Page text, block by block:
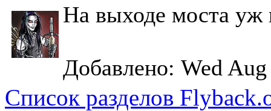
На выходе моста уж
Добавлено: Wed
Список разделов